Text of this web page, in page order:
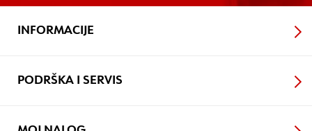
INFORMACIJE
PODRŠKA I SERVIS